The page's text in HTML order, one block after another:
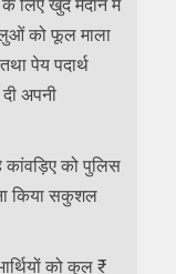
लिए खुद मैदान में
को फूल माला
पेय पदार्थ
अपनी
कांवड़िए को पुलिस
किया सकुशल
को कुल ₹